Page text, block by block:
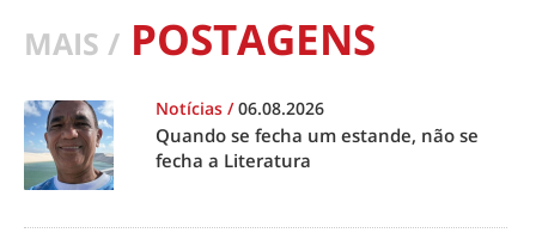
MAIS / POSTAGENS
Notícias /06.08.2026
Quando se fecha um estande, não se
fecha a Literatura